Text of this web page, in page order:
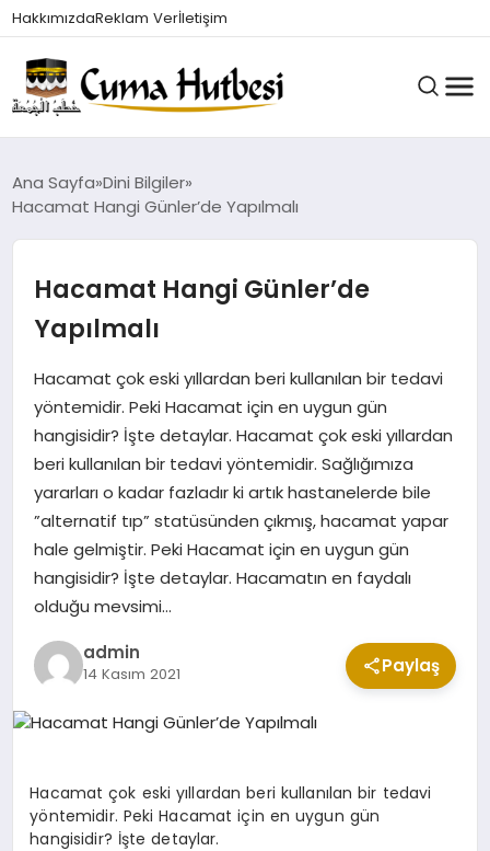
HakkımızdaReklam Verİletişim
HUTBELER
DINI BILGILER
DUALAR VE ZIKIRLER
CUMA MESAJLARI
KABE CANLI YAYIN
Ana Sayfa Dini Bilgiler
Hacamat Hangi Günler’de Yapılmalı
Hacamat Hangi Günler’de
Yapılmalı
Hacamat çok eski yıllardan beri kullanılan bir tedavi
yöntemidir. Peki Hacamat için en uygun gün
hangisidir? İşte detaylar. Hacamat çok eski yıllardan
beri kullanılan bir tedavi yöntemidir. Sağlığımıza
yararları o kadar fazladır ki artık hastanelerde bile
”alternatif tıp” statüsünden çıkmış, hacamat yapar
hale gelmiştir. Peki Hacamat için en uygun gün
hangisidir? İşte detaylar. Hacamatın en faydalı
olduğu mevsimi…
admin
14 Kasım 2021 Paylaş
Hacamat çok eski yıllardan beri kullanılan bir tedavi
yöntemidir. Peki Hacamat için en uygun gün
hangisidir? İşte detaylar.